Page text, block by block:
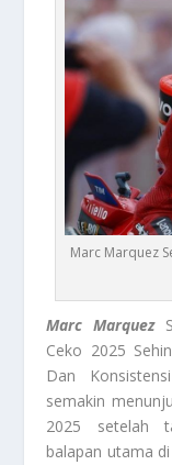
Marc Marquez
Marc Marquez
Ceko 2025
Dan
semakin
2025 setelah
balapan utama